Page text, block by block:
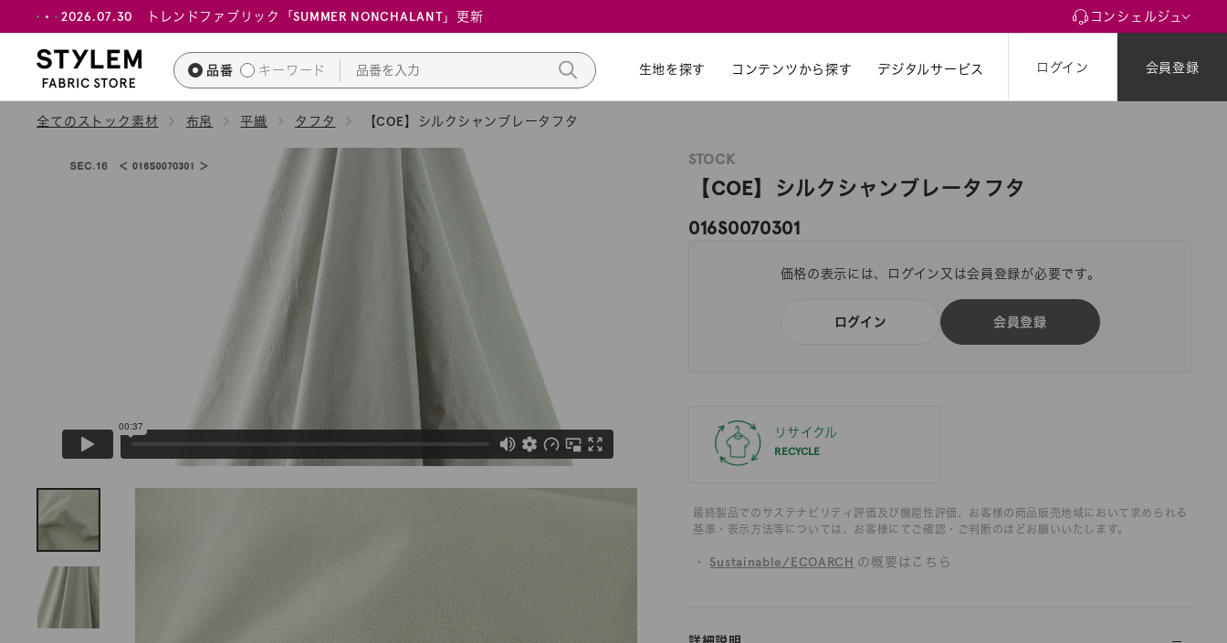
キ
し
2026.07.30 トレンドファブリック「SUMMER NONCHALANT」更新 コンシェルジュ
品番 キーワード 生地を探す
生地を探す コンテンツから探す
コンテンツから探す デジタルサービス ログイン 会員登録
全てのストック素材 布帛 平織 タフタ 【COE】シルクシャンブレータフタ
STOCK
【COE】シルクシャンブレータフタ
016S0070301
価格の表示には、ログイン又は会員登録が必要です。
ログイン 会員登録
リサイクル
RECYCLE
最終製品でのサステナビリティ評価及び機能性評価、お客様の商品販売地域において求められる
基準・表示方法等については、お客様にてご確認・ご判断のほどお願いいたします。
・ Sustainable/ECOARCH の概要はこちら